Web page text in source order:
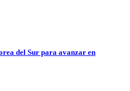
del Sur para avanzar en